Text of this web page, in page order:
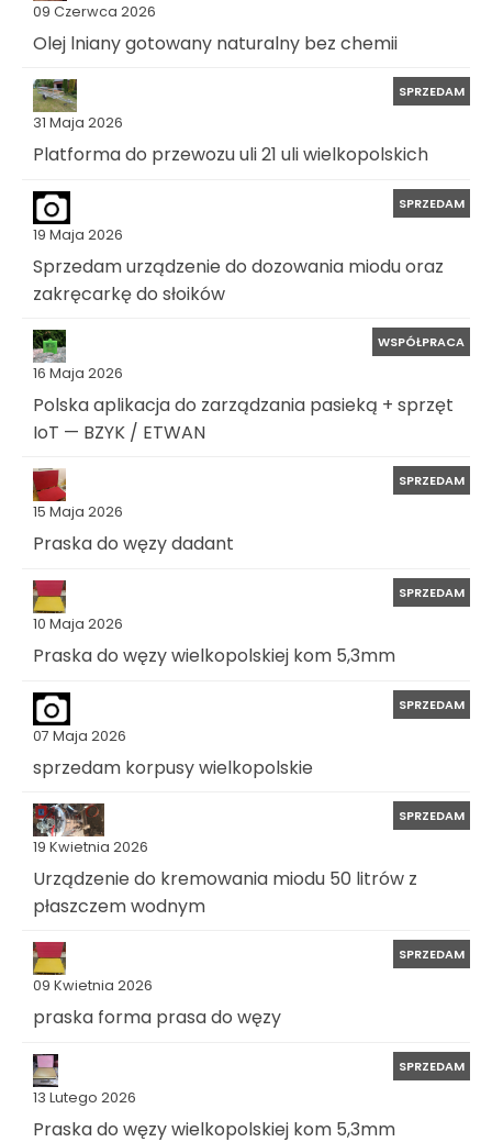
09 Czerwca 2026
Olej lniany gotowany naturalny bez chemii
31 Maja 2026
SPRZEDAM
Platforma do przewozu uli 21 uli wielkopolskich
19 Maja 2026
SPRZEDAM
Sprzedam urządzenie do dozowania miodu oraz
zakręcarkę do słoików
16 Maja 2026
WSPÓŁPRACA
Polska aplikacja do zarządzania pasieką + sprzęt
IoT — BZYK / ETWAN
15 Maja 2026
SPRZEDAM
Praska do węzy dadant
10 Maja 2026
SPRZEDAM
Praska do węzy wielkopolskiej kom 5,3mm
07 Maja 2026
SPRZEDAM
sprzedam korpusy wielkopolskie
19 Kwietnia 2026
SPRZEDAM
Urządzenie do kremowania miodu 50 litrów z
płaszczem wodnym
09 Kwietnia 2026
SPRZEDAM
praska forma prasa do węzy
13 Lutego 2026
SPRZEDAM
Praska do węzy wielkopolskiej kom 5,3mm